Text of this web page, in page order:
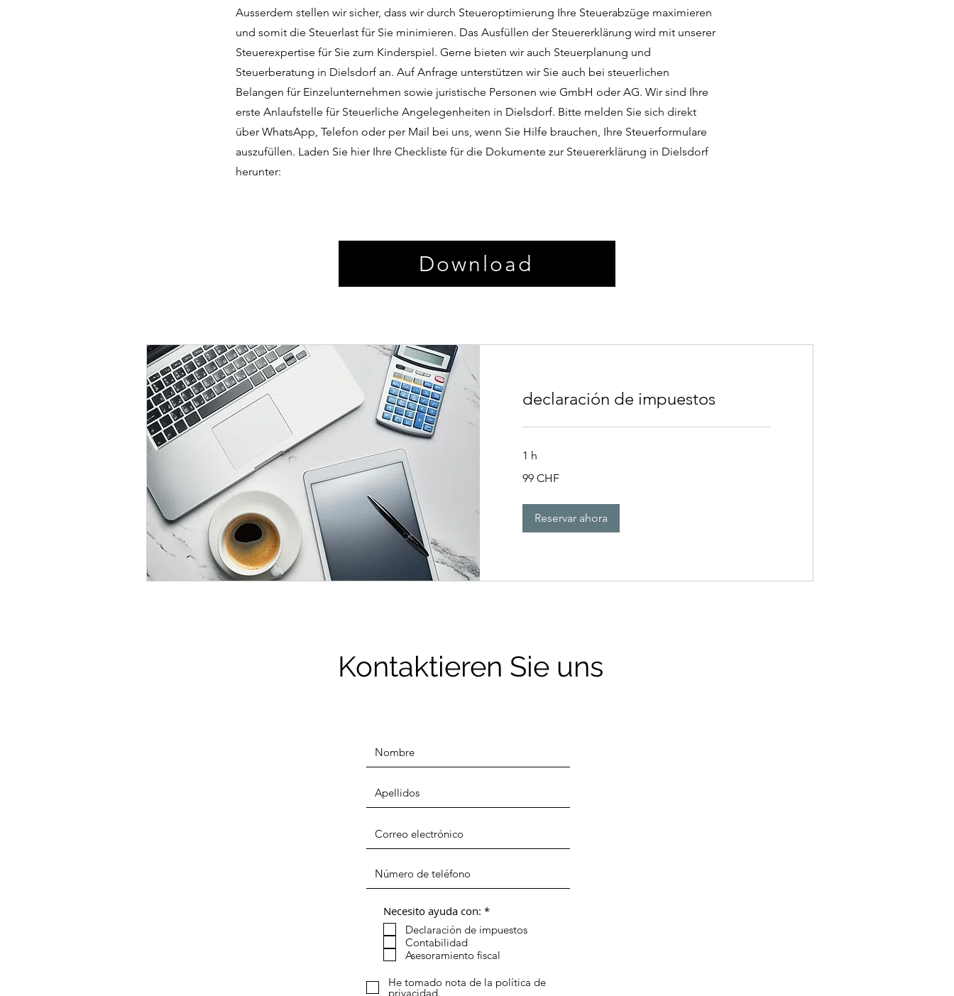
Ausserdem stellen wir sicher, dass wir durch Steueroptimierung Ihre Steuerabzüge maximieren
und somit die Steuerlast für Sie minimieren. Das Ausfüllen der Steuererklärung wird mit unserer
Steuerexpertise für Sie zum Kinderspiel. Gerne bieten wir auch Steuerplanung und
Steuerberatung in Dielsdorf an. Auf Anfrage unterstützen wir Sie auch bei steuerlichen
Belangen für Einzelunternehmen sowie juristische Personen wie GmbH oder AG. Wir sind Ihre
erste Anlaufstelle für Steuerliche Angelegenheiten in Dielsdorf. Bitte melden Sie sich direkt
über WhatsApp, Telefon oder per Mail bei uns, wenn Sie Hilfe brauchen, Ihre Steuerformulare
auszufüllen. Laden Sie hier Ihre Checkliste für die Dokumente zur Steuererklärung in Dielsdorf
herunter:
Download
declaración de impuestos
1 h
francos
99 CHF
Reservar ahora
Kontaktieren Sie uns
Necesito ayuda con: *O
l
g
a
o
Declaración de impuestos
Contabilidad
Asesoramiento fiscal
He tomado nota de la política de
privacidad.